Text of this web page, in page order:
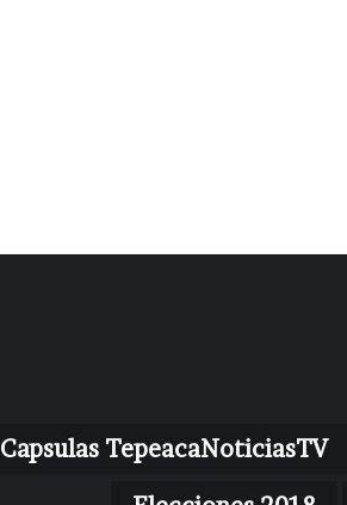
Capsulas TepeacaNoticiasTV